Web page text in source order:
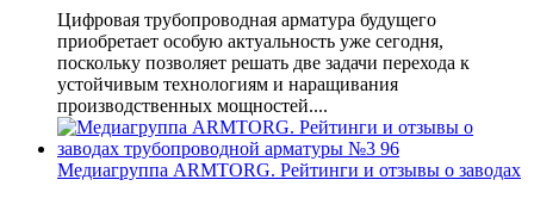
Цифровая трубопроводная арматура будущего
приобретает особую актуальность уже сегодня,
поскольку позволяет решать две задачи перехода к
устойчивым технологиям и наращивания
производственных мощностей....
Медиагруппа ARMTORG. Рейтинги и отзывы о заводах